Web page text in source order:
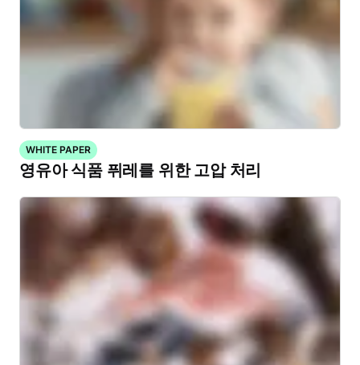
WHITE PAPER
영유아 식품 퓌레를 위한 고압 처리